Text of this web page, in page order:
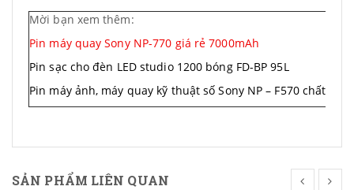
Mời bạn xem thêm:
Pin máy quay Sony NP-770 giá rẻ 7000mAh
Pin sạc cho đèn LED studio 1200 bóng FD-BP 95L
Pin máy ảnh, máy quay kỹ thuật số Sony NP – F570 chất
SẢN PHẨM LIÊN QUAN